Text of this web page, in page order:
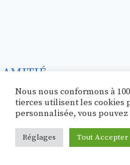
AMITIÉ
ANIME
Au Travail
CITATIONS
Nous nous conformons à
tierces utilisent les cookies
personnalisée, vous
Réglages Tout Accepter